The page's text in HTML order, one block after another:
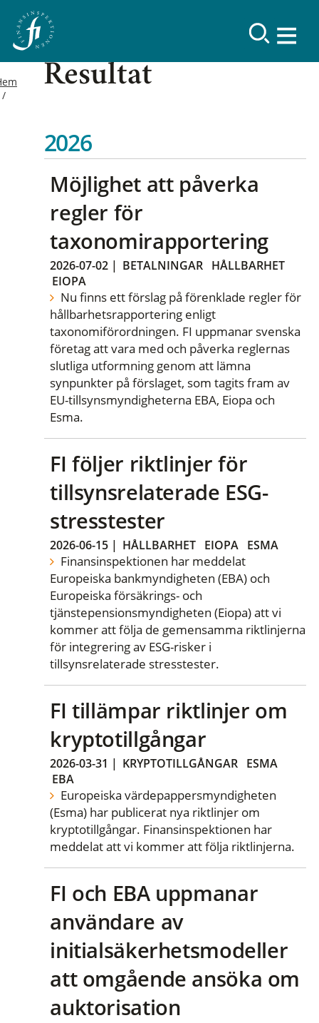
Resultat
2026
Möjlighet att påverka
regler för
taxonomirapportering
2026-07-02 | BETALNINGAR HÅLLBARHET
EIOPA
Nu finns ett förslag på förenklade regler för
hållbarhetsrapportering enligt
taxonomiförordningen. FI uppmanar svenska
företag att vara med och påverka reglernas
slutliga utformning genom att lämna
synpunkter på förslaget, som tagits fram av
EU-tillsynsmyndigheterna EBA, Eiopa och
Esma.
FI följer riktlinjer för
tillsynsrelaterade ESG-
stresstester
2026-06-15 | HÅLLBARHET EIOPA ESMA
Finansinspektionen har meddelat
Europeiska bankmyndigheten (EBA) och
Europeiska försäkrings- och
tjänstepensionsmyndigheten (Eiopa) att vi
kommer att följa de gemensamma riktlinjerna
för integrering av ESG-risker i
tillsynsrelaterade stresstester.
FI tillämpar riktlinjer om
kryptotillgångar
2026-03-31 | KRYPTOTILLGÅNGAR ESMA
EBA
Europeiska värdepappersmyndigheten
(Esma) har publicerat nya riktlinjer om
kryptotillgångar. Finansinspektionen har
meddelat att vi kommer att följa riktlinjerna.
FI och EBA uppmanar
användare av
initialsäkerhetsmodeller
att omgående ansöka om
auktorisation